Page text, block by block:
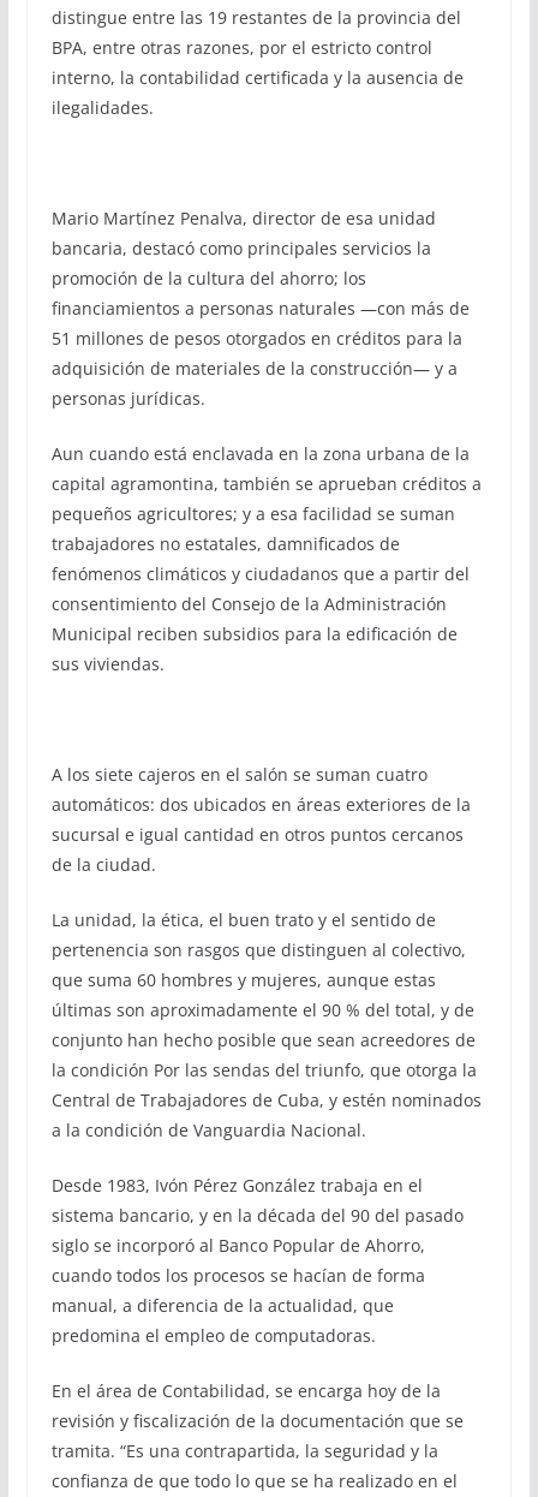
distingue entre las 19 restantes de la provincia del
BPA, entre otras razones, por el estricto control
interno, la contabilidad certificada y la ausencia de
ilegalidades.
Mario Martínez Penalva, director de esa unidad
bancaria, destacó como principales servicios la
promoción de la cultura del ahorro; los
financiamientos a personas naturales —con más de
51 millones de pesos otorgados en créditos para la
adquisición de materiales de la construcción— y a
personas jurídicas.
Aun cuando está enclavada en la zona urbana de la
capital agramontina, también se aprueban créditos a
pequeños agricultores; y a esa facilidad se suman
trabajadores no estatales, damnificados de
fenómenos climáticos y ciudadanos que a partir del
consentimiento del Consejo de la Administración
Municipal reciben subsidios para la edificación de
sus viviendas.
A los siete cajeros en el salón se suman cuatro
automáticos: dos ubicados en áreas exteriores de la
sucursal e igual cantidad en otros puntos cercanos
de la ciudad.
La unidad, la ética, el buen trato y el sentido de
pertenencia son rasgos que distinguen al colectivo,
que suma 60 hombres y mujeres, aunque estas
últimas son aproximadamente el 90 % del total, y de
conjunto han hecho posible que sean acreedores de
la condición Por las sendas del triunfo, que otorga la
Central de Trabajadores de Cuba, y estén nominados
a la condición de Vanguardia Nacional.
Desde 1983, Ivón Pérez González trabaja en el
sistema bancario, y en la década del 90 del pasado
siglo se incorporó al Banco Popular de Ahorro,
cuando todos los procesos se hacían de forma
manual, a diferencia de la actualidad, que
predomina el empleo de computadoras.
En el área de Contabilidad, se encarga hoy de la
revisión y fiscalización de la documentación que se
tramita. “Es una contrapartida, la seguridad y la
confianza de que todo lo que se ha realizado en el